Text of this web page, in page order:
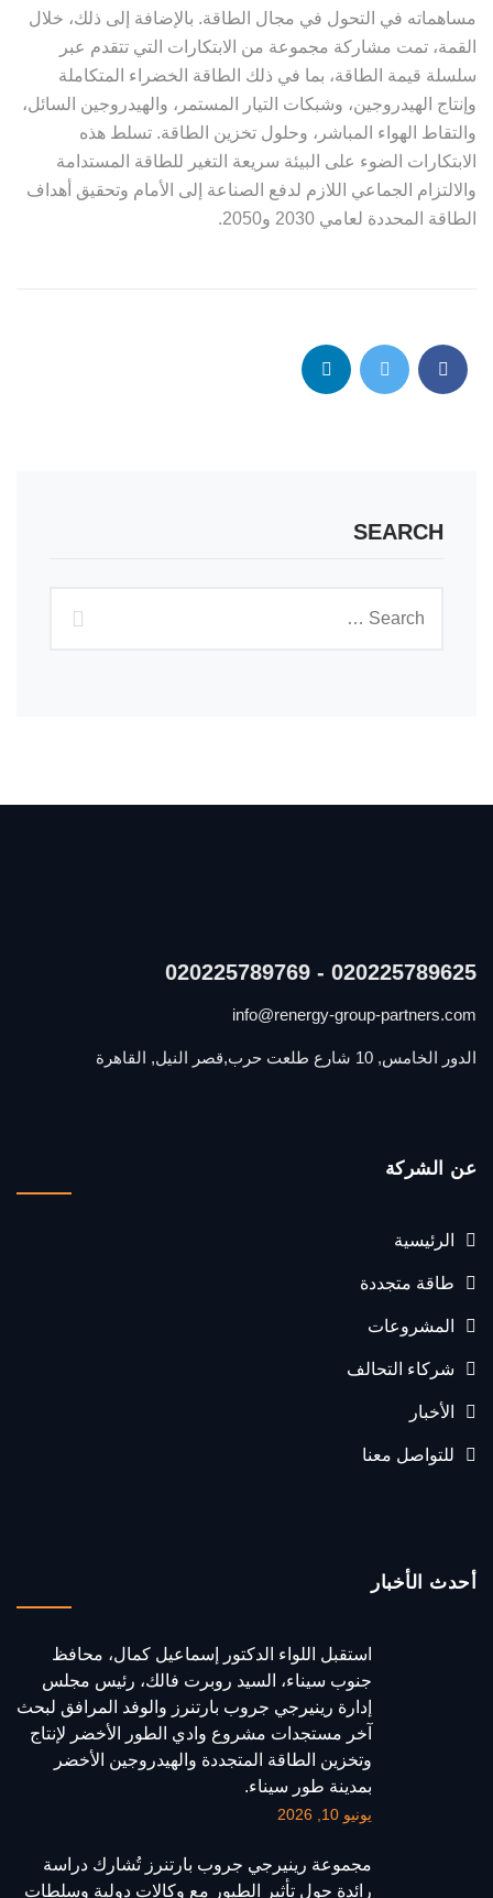
مساهماته في التحول في مجال الطاقة. بالإضافة إلى ذلك، خلال
القمة، تمت مشاركة مجموعة من الابتكارات التي تتقدم عبر
سلسلة قيمة الطاقة، بما في ذلك الطاقة الخضراء المتكاملة
وإنتاج الهيدروجين، وشبكات التيار المستمر، والهيدروجين السائل،
والتقاط الهواء المباشر، وحلول تخزين الطاقة. تسلط هذه
الابتكارات الضوء على البيئة سريعة التغير للطاقة المستدامة
والالتزام الجماعي اللازم لدفع الصناعة إلى الأمام وتحقيق أهداف
الطاقة المحددة لعامي 2030 و2050.
SEARCH
020225789625 - 020225789769
info@renergy-group-partners.com
الدور الخامس, 10 شارع طلعت حرب,قصر النيل, القاهرة
عن الشركة
الرئيسية
طاقة متجددة
المشروعات
شركاء التحالف
الأخبار
للتواصل معنا
أحدث الأخبار
استقبل اللواء الدكتور إسماعيل كمال، محافظ
جنوب سيناء، السيد روبرت فالك، رئيس مجلس
إدارة رينيرجي جروب بارتنرز والوفد المرافق لبحث
آخر مستجدات مشروع وادي الطور الأخضر لإنتاج
وتخزين الطاقة المتجددة والهيدروجين الأخضر
بمدينة طور سيناء.
يونيو 10, 2026
مجموعة رينيرجي جروب بارتنرز تُشارك دراسة
رائدة حول تأثير الطيور مع وكالات دولية وسلطات